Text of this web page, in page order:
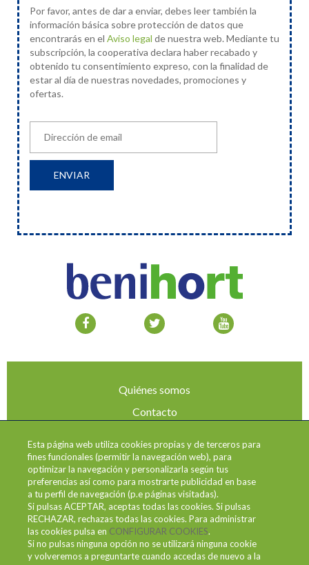
Por favor, antes de dar a enviar, debes leer también la
información básica sobre protección de datos que
encontrarás en el Aviso legal de nuestra web. Mediante tu
subscripción, la cooperativa declara haber recabado y
obtenido tu consentimiento expreso, con la finalidad de
estar al día de nuestras novedades, promociones y
ofertas.
Quiénes somos
Contacto
Envíos y devoluciones
Política de privacidad
Condiciones de uso
Política de cookies
Canal de denuncias
Esta página web utiliza cookies propias y de terceros para
fines funcionales (permitir la navegación web), para
optimizar la navegación y personalizarla según tus
preferencias así como para mostrarte publicidad en base
a tu perfil de navegación (p.e páginas visitadas).
Si pulsas ACEPTAR, aceptas todas las cookies. Si pulsas
RECHAZAR, rechazas todas las cookies. Para administrar
las cookies pulsa en CONFIGURAR COOKIES.
Si no pulsas ninguna opción no se utilizará ninguna cookie
y volveremos a preguntarte cuando accedas de nuevo a la